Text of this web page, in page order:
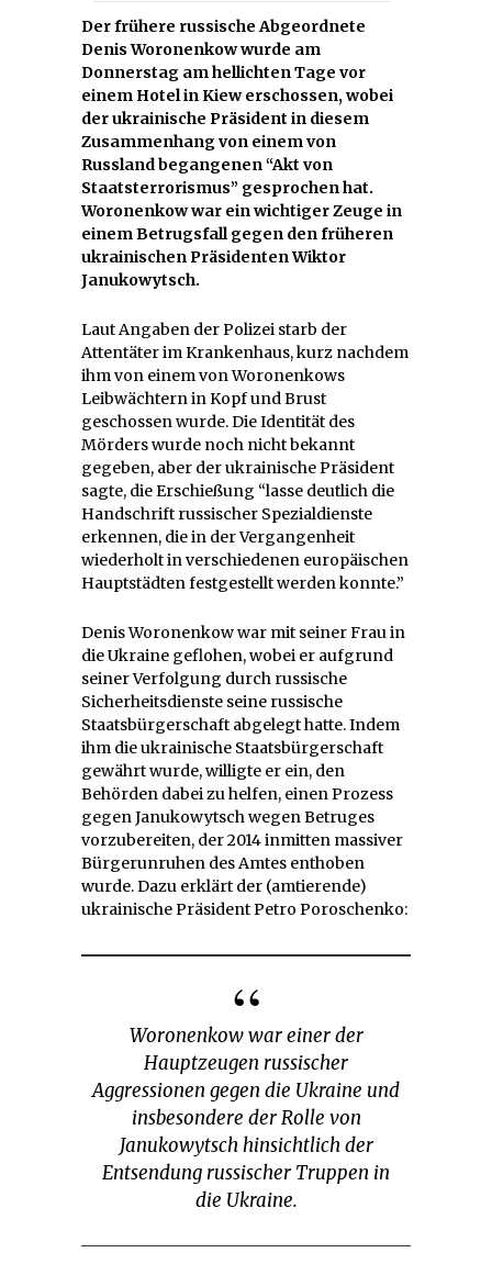
Der frühere russische Abgeordnete
Denis Woronenkow wurde am
Donnerstag am hellichten Tage vor
einem Hotel in Kiew erschossen, wobei
der ukrainische Präsident in diesem
Zusammenhang von einem von
Russland begangenen “Akt von
Staatsterrorismus” gesprochen hat.
Woronenkow war ein wichtiger Zeuge in
einem Betrugsfall gegen den früheren
ukrainischen Präsidenten Wiktor
Janukowytsch.
Laut Angaben der Polizei starb der
Attentäter im Krankenhaus, kurz nachdem
ihm von einem von Woronenkows
Leibwächtern in Kopf und Brust
geschossen wurde. Die Identität des
Mörders wurde noch nicht bekannt
gegeben, aber der ukrainische Präsident
sagte, die Erschießung “lasse deutlich die
Handschrift russischer Spezialdienste
erkennen, die in der Vergangenheit
wiederholt in verschiedenen europäischen
Hauptstädten festgestellt werden konnte.”
Denis Woronenkow war mit seiner Frau in
die Ukraine geflohen, wobei er aufgrund
seiner Verfolgung durch russische
Sicherheitsdienste seine russische
Staatsbürgerschaft abgelegt hatte. Indem
ihm die ukrainische Staatsbürgerschaft
gewährt wurde, willigte er ein, den
Behörden dabei zu helfen, einen Prozess
gegen Janukowytsch wegen Betruges
vorzubereiten, der 2014 inmitten massiver
Bürgerunruhen des Amtes enthoben
wurde. Dazu erklärt der (amtierende)
ukrainische Präsident Petro Poroschenko:
Woronenkow war einer der
Hauptzeugen russischer
Aggressionen gegen die Ukraine und
insbesondere der Rolle von
Janukowytsch hinsichtlich der
Entsendung russischer Truppen in
die Ukraine.